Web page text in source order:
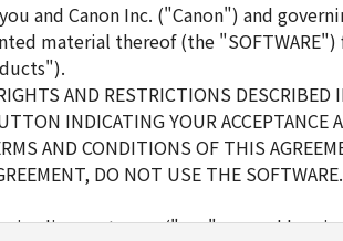
and Canon Inc. ("Canon") and
material thereof (the
AND RESTRICTIONS DESCRIBED
INDICATING YOUR ACCEPTANCE
AND CONDITIONS OF THIS
DO NOT USE THE SOFTWARE.
license to use ("use" as used